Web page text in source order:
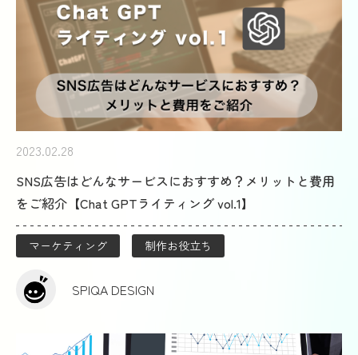
2023.02.28
SNS広告はどんなサービスにおすすめ？メリットと費用
をご紹介【Chat GPTライティング vol.1】
マーケティング 制作お役立ち
SPIQA DESIGN